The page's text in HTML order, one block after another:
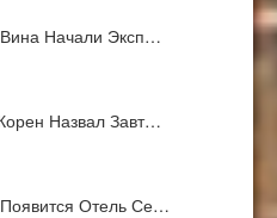
Вина Начали Эксп…
Назвал Завт…
Отель Се…